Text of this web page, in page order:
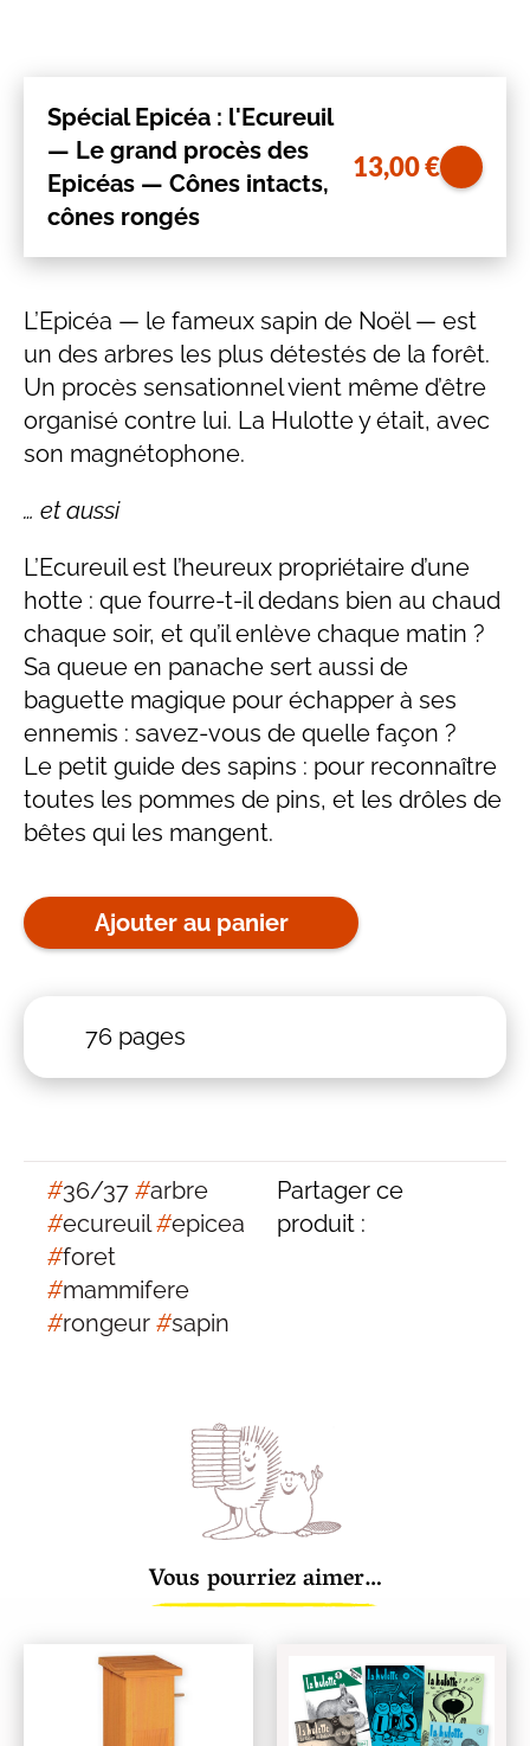
Spécial Epicéa : l'Ecureuil
— Le grand procès des
Epicéas — Cônes intacts,
cônes rongés
13,00€
L’Epicéa — le fameux sapin de Noël — est
un des arbres les plus détestés de la forêt.
Un procès sensationnel vient même d’être
organisé contre lui. La Hulotte y était, avec
son magnétophone.
… et aussi
L’Ecureuil est l’heureux propriétaire d’une
hotte : que fourre-t-il dedans bien au chaud
chaque soir, et qu’il enlève chaque matin ?
Sa queue en panache sert aussi de
baguette magique pour échapper à ses
ennemis : savez-vous de quelle façon ?
Le petit guide des sapins : pour reconnaître
toutes les pommes de pins, et les drôles de
bêtes qui les mangent.
Ajouter au panier
76 pages
#36/37 #arbre
#ecureuil #epicea
#foret
#mammifere
#rongeur #sapin
Partager ce
produit :
Vous pourriez aimer…